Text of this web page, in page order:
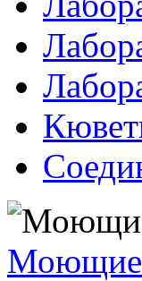
Моющие